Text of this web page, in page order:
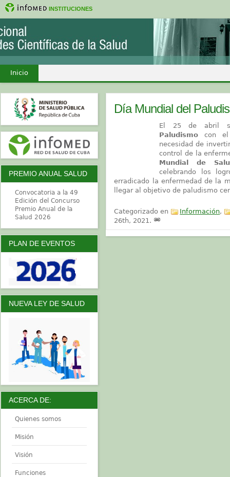
INSTITUCIONES
Inicio
Día Mundial del
El 25 de abril
Paludismo con el
necesidad de
control de la
Mundial de
celebrando los
erradicado la enfermedad de la
llegar al objetivo de paludismo
Categorizado en Información,
26th, 2021.
PREMIO ANUAL SALUD
Convocatoria a la 49
Edición del Concurso
Premio Anual de la
Salud 2026
PLAN DE EVENTOS
NUEVA LEY DE SALUD
ACERCA DE:
Quienes somos
Misión
Visión
Funciones